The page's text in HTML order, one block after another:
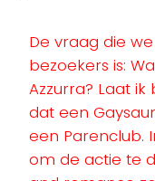
De vraag die
bezoekers is:
Azzurra? Laat
dat een
een Parenclub.
om de actie te